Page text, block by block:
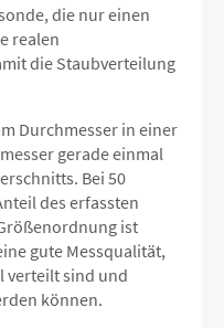
die nur einen
realen
die Staubverteilung
Durchmesser in einer
gerade einmal
Bei 50
des erfassten
ist
gute Messqualität,
verteilt sind und
können.